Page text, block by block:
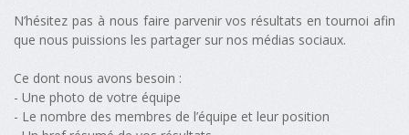
N’hésitez pas à nous faire parvenir vos résultats en tournoi afin
que nous puissions les partager sur nos médias sociaux.
Ce dont nous avons besoin :
- Une photo de votre équipe
- Le nombre des membres de l’équipe et leur position